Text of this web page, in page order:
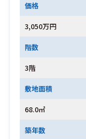
価格
3,050万円
階数
3階
敷地面積
68.0㎡
築年数